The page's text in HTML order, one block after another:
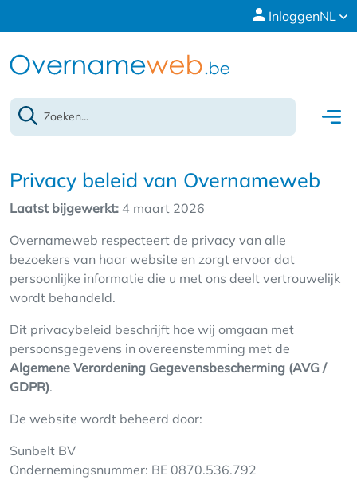
InloggenNL
Privacy beleid van Overnameweb
Laatst bijgewerkt: 4 maart 2026
Overnameweb respecteert de privacy van alle
bezoekers van haar website en zorgt ervoor dat
persoonlijke informatie die u met ons deelt vertrouwelijk
wordt behandeld.
Dit privacybeleid beschrijft hoe wij omgaan met
persoonsgegevens in overeenstemming met de
Algemene Verordening Gegevensbescherming (AVG /
GDPR).
De website wordt beheerd door:
Sunbelt BV
Ondernemingsnummer: BE 0870.536.792